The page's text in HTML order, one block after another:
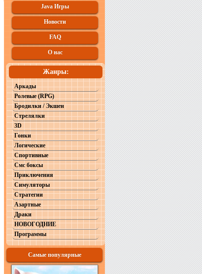
Java Игры
Новости
FAQ
О нас
Жанры:
Аркады
Ролевые (RPG)
Бродилки / Экшен
Стрелялки
3D
Гонки
Логические
Спортивные
Смс боксы
Приключения
Симуляторы
Стратегии
Азартные
Драки
НОВОГОДНИЕ
Программы
Самые популярные